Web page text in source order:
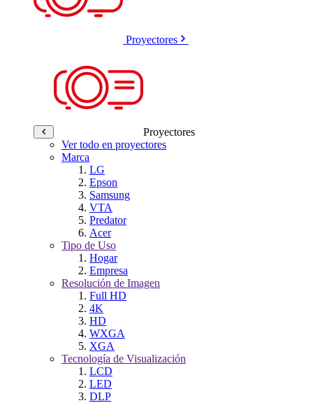
Proyectores
Proyectores
Ver todo en proyectores
Marca
LG
Epson
Samsung
VTA
Predator
Acer
Tipo de Uso
Hogar
Empresa
Resolución de Imagen
Full HD
4K
HD
WXGA
XGA
Tecnología de Visualización
LCD
LED
DLP